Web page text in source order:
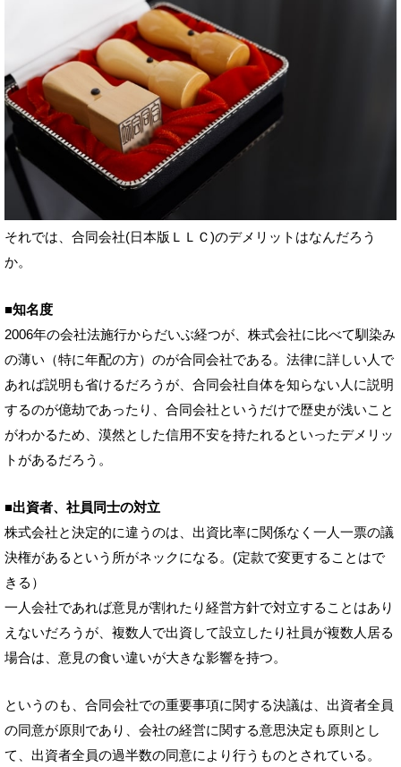
それでは、合同会社(日本版ＬＬＣ)のデメリットはなんだろう
か。
■知名度
2006年の会社法施行からだいぶ経つが、株式会社に比べて馴染み
の薄い（特に年配の方）のが合同会社である。法律に詳しい人で
あれば説明も省けるだろうが、合同会社自体を知らない人に説明
するのが億劫であったり、合同会社というだけで歴史が浅いこと
がわかるため、漠然とした信用不安を持たれるといったデメリッ
トがあるだろう。
■出資者、社員同士の対立
株式会社と決定的に違うのは、出資比率に関係なく一人一票の議
決権があるという所がネックになる。(定款で変更することはで
きる）
一人会社であれば意見が割れたり経営方針で対立することはあり
えないだろうが、複数人で出資して設立したり社員が複数人居る
場合は、意見の食い違いが大きな影響を持つ。
というのも、合同会社での重要事項に関する決議は、出資者全員
の同意が原則であり、会社の経営に関する意思決定も原則とし
て、出資者全員の過半数の同意により行うものとされている。